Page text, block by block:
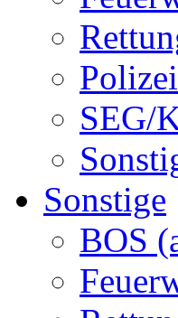
Polizei
SEG/
Sonstige
BOS